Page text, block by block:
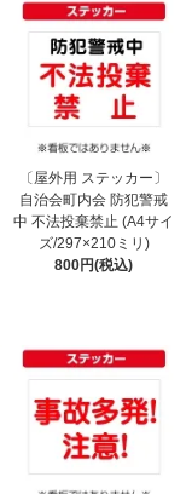
〔屋外用 ステッカー〕
自治会町内会 防犯警戒
中 不法投棄禁止 (A4サイ
ズ/297×210ミリ)
800円(税込)